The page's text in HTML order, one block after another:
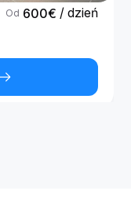
Od 600€ / dzień